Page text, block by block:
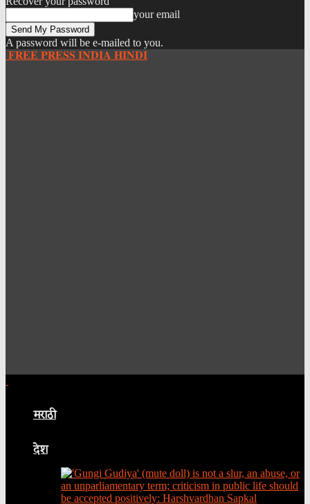
your email
A password will be e-mailed to you.
𝐅𝐑𝐄𝐄 𝐏𝐑𝐄𝐒𝐒 𝐈𝐍𝐃𝐈𝐀 𝐇𝐈𝐍𝐃𝐈
मराठी
देश